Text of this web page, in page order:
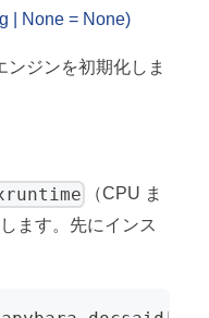
| None = None)
ンジンを初期化しま
（CPU ま
ます。先にインス